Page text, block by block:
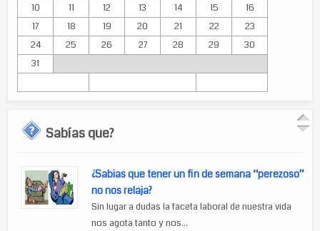
10
11 12 13 14 15
16
17
18 19 20 21 22
23
24
25 26 27 28 29
30
31
Sabías que?
¿Sabias que tener un fin de semana “perezoso”
no nos relaja?
Sin lugar a dudas la faceta laboral de nuestra vida
nos agota tanto y nos...